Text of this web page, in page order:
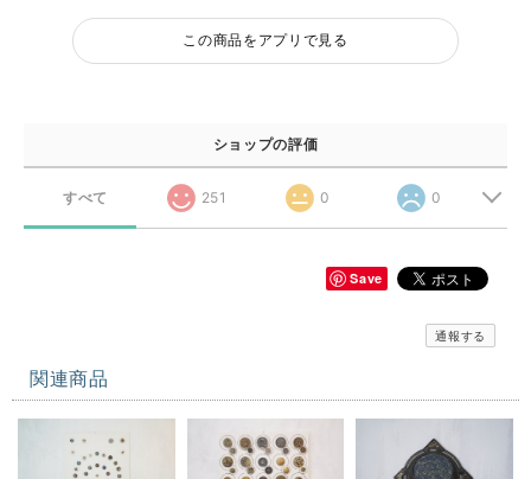
この商品をアプリで見る
ショップの評価
すべて 251 0 0
Save
通報する
関連商品